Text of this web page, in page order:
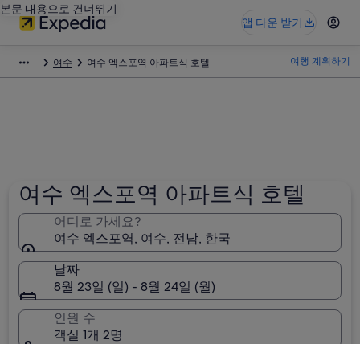
본문 내용으로 건너뛰기
앱 다운 받기
여수 여수 엑스포역 아파트식 호텔 여행 계획하기
여수 엑스포역 아파트식 호텔
어디로 가세요?
여수 엑스포역, 여수, 전남, 한국
날짜
8월 23일 (일) - 8월 24일 (월)
인원 수
객실 1개 2명